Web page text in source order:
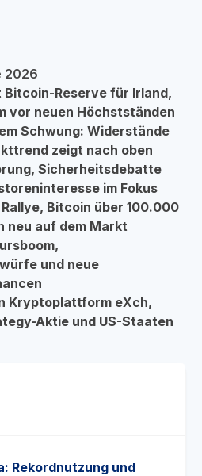
2026
Reserve für Irland,
vor neuen Höchstständen
Schwung: Widerstände
zeigt nach oben
Sicherheitsdebatte
im Fokus
Bitcoin über 100.000
neu auf dem Markt
und neue
Kryptoplattform eXch,
Aktie und US-Staaten
Rekordnutzung und